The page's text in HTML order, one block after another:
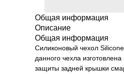
Общая информация
Описание
Общая информация
Силиконовый чехол
данного чехла
защиты задней крышки